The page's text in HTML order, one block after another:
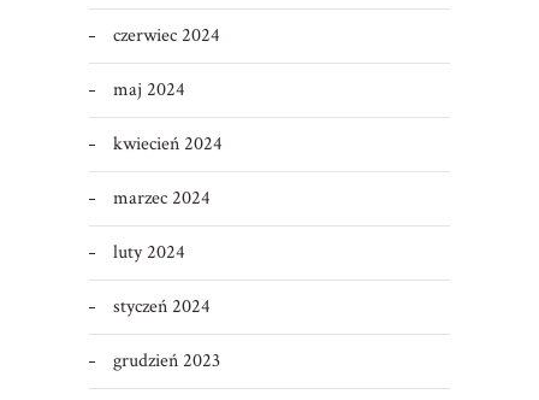
czerwiec 2024
maj 2024
kwiecień 2024
marzec 2024
luty 2024
styczeń 2024
grudzień 2023